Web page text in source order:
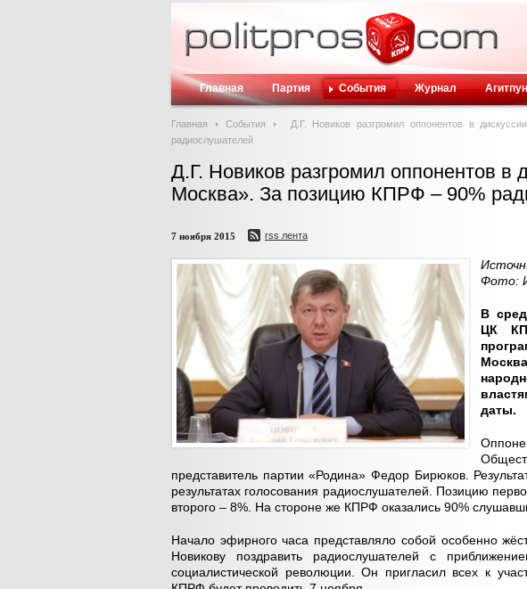
Главная Партия События Журнал
Главная События
Д.Г. Новиков разгромил оппонентов в
радиослушателей
Д.Г. Новиков разгромил оппонентов в
Москва». За позицию КПРФ – 90%
7 ноября 2015 rss лента
Фото:
В
ЦК
даты.
представитель партии «Родина» Федор Бирюков.
результатах голосования радиослушателей. Позицию
второго – 8%. На стороне же КПРФ оказались 90%
Начало эфирного часа представляло собой особенно
Новикову поздравить радиослушателей с
социалистической революции. Он пригласил всех к